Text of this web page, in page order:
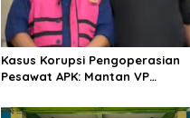
Kasus Korupsi Pengoperasian
Pesawat APK: Mantan VP
Ditetapkan Tersangka